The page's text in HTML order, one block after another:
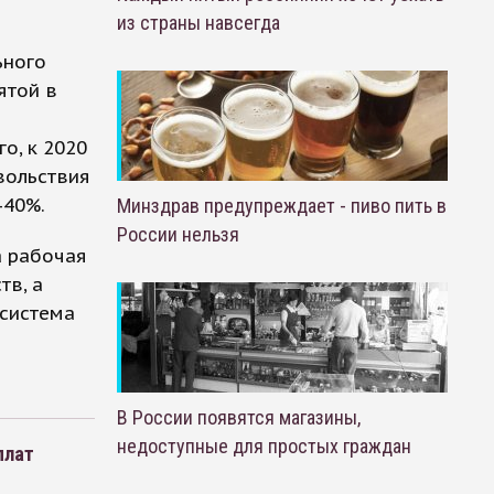
в
к 2020
рабочая
а
из страны навсегда
Минздрав предупреждает - пиво пить в
России нельзя
В России появятся магазины,
недоступные для простых граждан